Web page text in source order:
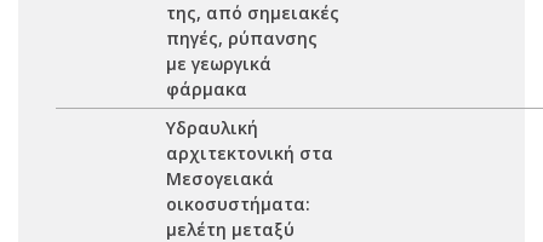
της, από σημειακές
πηγές, ρύπανσης
με γεωργικά
φάρμακα
Υδραυλική
αρχιτεκτονική στα
Μεσογειακά
οικοσυστήματα:
μελέτη μεταξύ